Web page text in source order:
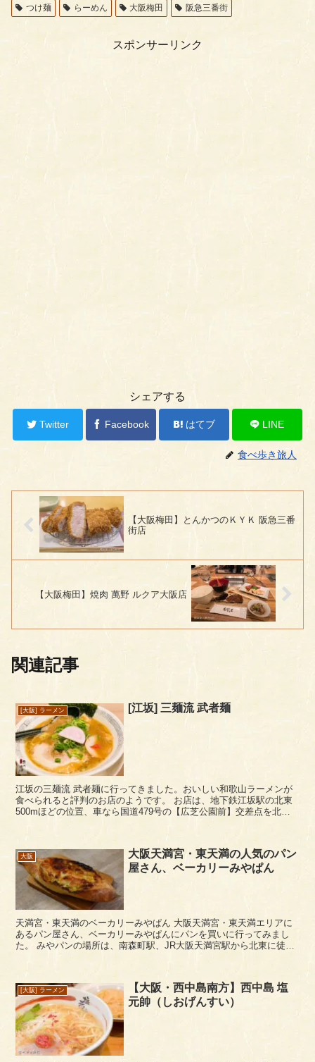
つけ麺 らーめん 大阪梅田 阪急三番街
スポンサーリンク
シェアする
Twitter Facebook はてブ LINE
食べ歩き旅人
【大阪梅田】とんかつのＫＹＫ 阪急三番
街店
【大阪梅田】焼肉 萬野 ルクア大阪店
関連記事
[大阪] ラーメン [江坂] 三麺流 武者麺
江坂の三麺流 武者麺に行ってきました。おいしい和歌山ラーメンが
食べられると評判のお店のようです。 お店は、地下鉄江坂駅の北東
500mほどの位置、車なら国道479号の【広芝公園前】交差点を北折
大阪
大阪天満宮・東天満の人気のパン
屋さん、ベーカリーみやぱん
天満宮・東天満のベーカリーみやぱん 大阪天満宮・東天満エリアに
あるパン屋さん、ベーカリーみやぱんにパンを買いに行ってみまし
た。 みやパンの場所は、南森町駅、JR大阪天満宮駅から北東に徒歩
[大阪] ラーメン
【大阪・西中島南方】西中島 塩
元帥（しおげんすい）